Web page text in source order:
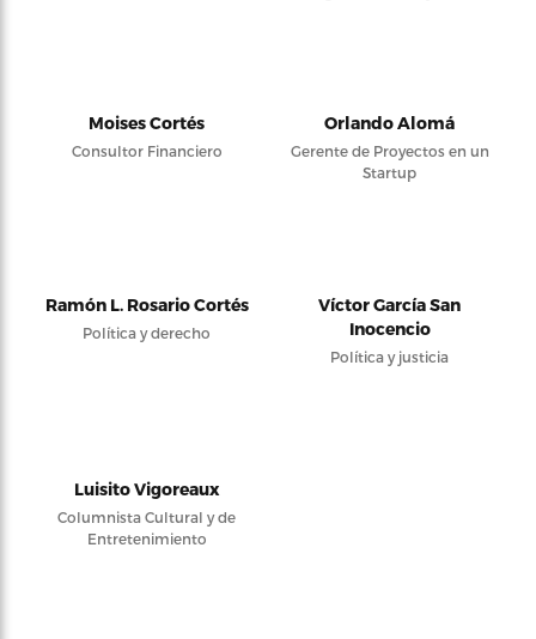
Moises Cortés
Consultor Financiero
Orlando Alomá
Gerente de Proyectos en un
Startup
Ramón L. Rosario Cortés
Política y derecho
Víctor García San
Inocencio
Política y justicia
Luisito Vigoreaux
Columnista Cultural y de
Entretenimiento